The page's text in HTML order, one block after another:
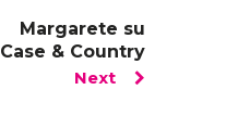
Margarete su
Case & Country
Next